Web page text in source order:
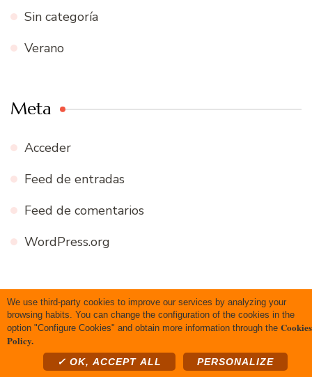
Sin categoría
Verano
Meta
Acceder
Feed de entradas
Feed de comentarios
WordPress.org
Copyright 2020 Todos los derechos reservadosBlossom
Recipe | Desarrollado porBlossom Themes .Funciona con
WordPress.Política de privacidad
We use third-party cookies to improve our services by analyzing your
browsing habits. You can change the configuration of the cookies in the
option "Configure Cookies" and obtain more information through the Cookies
Policy.
✓ OK, ACCEPT ALL PERSONALIZE